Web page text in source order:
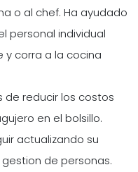
o al chef. Ha ayudado
personal individual
corra a la cocina
de reducir los costos
en el bolsillo.
actualizando su
de personas.